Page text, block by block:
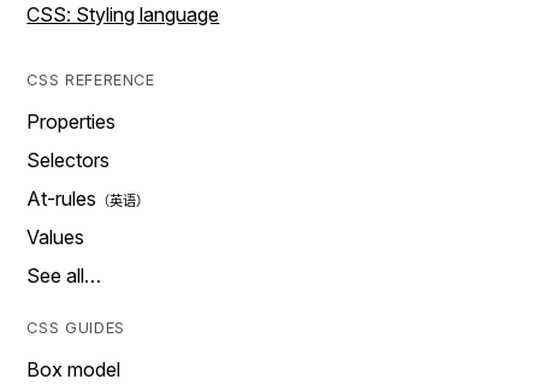
CSS: Styling language
CSS REFERENCE
Properties
Selectors
At-rules
Values
See all…
CSS GUIDES
Box model